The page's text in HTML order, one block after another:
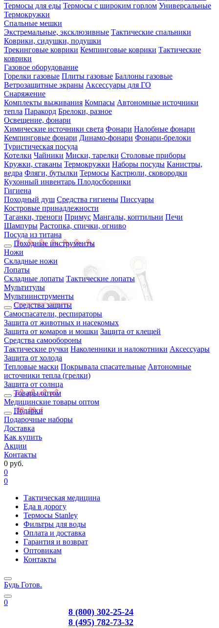
Термосы для еды Термосы с широким горлом Универсальные
Термокружки
Спальные мешки
Экстремальные, эксклюзивные Тактические спальники
Коврики, сидушки, подушки
Трекинговые коврики Кемпинговые коврики Тактические
коврики
Газовое оборудование
Горелки газовые Плиты газовые Баллоны газовые
Ветрозащитные экраны Аксессуары для ГО
Снаряжение
Комплекты выживания Компасы Автономные источники
тепла Паракорд Брелоки, разное
Освещение, фонари
Химические источники света Фонари Налобные фонари
Кемпинговые фонари Динамо-фонари Фонари-брелоки
Туристическая посуда
Котелки Чайники Миски, тарелки Столовые приборы
Кружки, стаканы Термокружки Наборы посуды Канистры,
ведра Фляги, бутылки Термосы Кастрюли, сковородки
Кухонный инвентарь Плодосборники
Гигиена
Походный душ Средства гигиены Писсуары
Костровые принадлежности
Таганки, треноги Примус Мангалы, коптильни Печи
Шампуры Растопка, спички, огниво
Посуда из титана
Походные инструменты
Ножи
Складные ножи
Лопаты
Складные лопаты Тактические лопаты
Мультитулы
Мультиинструменты
Средства защиты
Самоспасатели, респираторы
Защита от животных и насекомых
Защита от комаров и мошки Защита от клещей
Средства самообороны
Тактические ручки Наколенники и налокотники Аксессуары
Защита от холода
Тепловые маски Покрывала спасательные Автономные
источники тепла (грелки)
Защита от солнца
Товары оптом
Медицинские товары оптом
Подарки
Подарочные наборы
Доставка
Как купить
Акции
Контакты
0 руб.
0
0
Тактическая медицина
Еда в дорогу
Термосы Stanley
Фильтры для воды
Оплата и доставка
Гарантия и возврат
Оптовикам
Контакты
Будь Готов.
0
8 (800) 302-25-24
8 (495) 782-73-32